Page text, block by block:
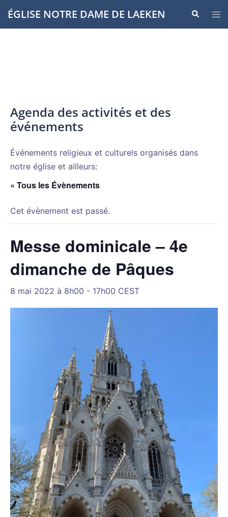
Aller
auÉGLISE NOTRE DAME DE LAEKEN
le
Agenda des activités et des
événements
Événements religieux et culturels organisés dans
notre église et ailleurs:
« Tous les Évènements
Cet évènement est passé.
Messe dominicale – 4e
dimanche de Pâques
8 mai 2022 à 8h00 - 17h00 CEST